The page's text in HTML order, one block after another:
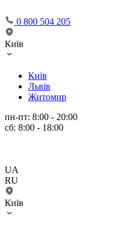
0 800 504 205
Київ
Київ
Львів
Житомир
пн-пт: 8:00 - 20:00
сб: 8:00 - 18:00
UA
RU
Київ